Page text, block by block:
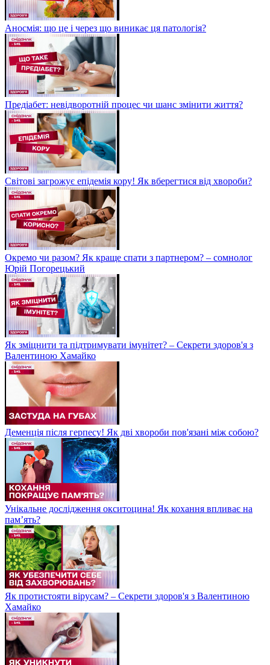
Аносмія: що це і через що виникає ця патологія?
Предіабет: невідворотній процес чи шанс змінити життя?
Світові загрожує епідемія кору! Як вберегтися від хвороби?
Окремо чи разом? Як краще спати з партнером? – сомнолог
Юрій Погорецький
Як зміцнити та підтримувати імунітет? – Секрети здоров'я з
Валентиною Хамайко
Деменція після герпесу! Як дві хвороби пов'язані між собою?
Унікальне дослідження окситоцина! Як кохання впливає на
пам’ять?
Як протистояти вірусам? – Секрети здоров'я з Валентиною
Хамайко